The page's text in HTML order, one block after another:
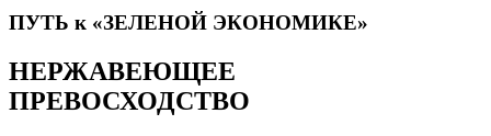
ПУТЬ к «ЗЕЛЕНОЙ ЭКОНОМИКЕ»
НЕРЖАВЕЮЩЕЕ
ПРЕВОСХОДСТВО